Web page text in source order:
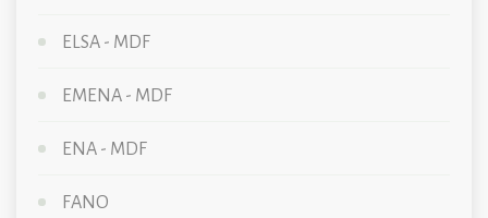
ELSA - MDF
EMENA - MDF
ENA - MDF
FANO